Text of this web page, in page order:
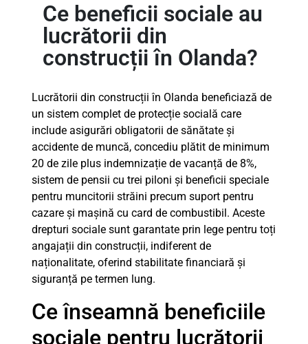
Ce beneficii sociale au
lucrătorii din
construcții în Olanda?
Lucrătorii din construcții în Olanda beneficiază de
un sistem complet de protecție socială care
include asigurări obligatorii de sănătate și
accidente de muncă, concediu plătit de minimum
20 de zile plus indemnizație de vacanță de 8%,
sistem de pensii cu trei piloni și beneficii speciale
pentru muncitorii străini precum suport pentru
cazare și mașină cu card de combustibil. Aceste
drepturi sociale sunt garantate prin lege pentru toți
angajații din construcții, indiferent de
naționalitate, oferind stabilitate financiară și
siguranță pe termen lung.
Ce înseamnă beneficiile
sociale pentru lucrătorii